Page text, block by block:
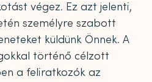
végez. Ez azt jelenti,
személyre szabott
küldünk Önnek. A
történő célzott
a feliratkozók az